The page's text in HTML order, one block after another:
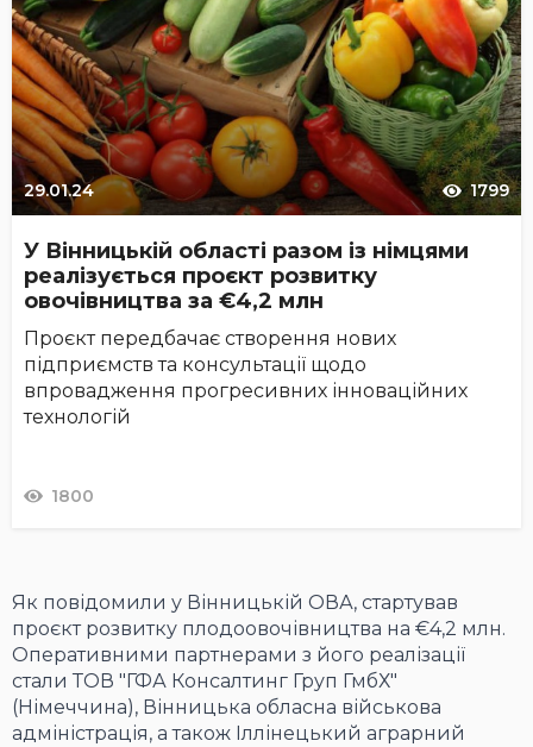
29.01.24 1799
У Вінницькій області разом із німцями
реалізується проєкт розвитку
овочівництва за €4,2 млн
Проєкт передбачає створення нових
підприємств та консультації щодо
впровадження прогресивних інноваційних
технологій
1800
Як повідомили у Вінницькій ОВА, стартував
проєкт розвитку плодоовочівництва на €4,2 млн.
Оперативними партнерами з його реалізації
стали ТОВ "ГФА Консалтинг Груп ГмбХ"
(Німеччина), Вінницька обласна військова
адміністрація, а також Іллінецький аграрний